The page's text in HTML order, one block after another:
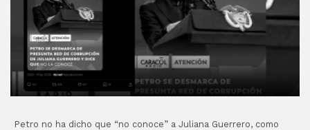
Petro no ha dicho que “no conoce” a Juliana Guerrero, como